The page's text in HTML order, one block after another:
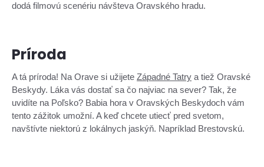
dodá filmovú scenériu návšteva Oravského hradu.
Príroda
A tá príroda! Na Orave si užijete Západné Tatry a tiež Oravské
Beskydy. Láka vás dostať sa čo najviac na sever? Tak, že
uvidíte na Poľsko? Babia hora v Oravských Beskydoch vám
tento zážitok umožní. A keď chcete utiecť pred svetom,
navštívte niektorú z lokálnych jaskýň. Napríklad Brestovskú.